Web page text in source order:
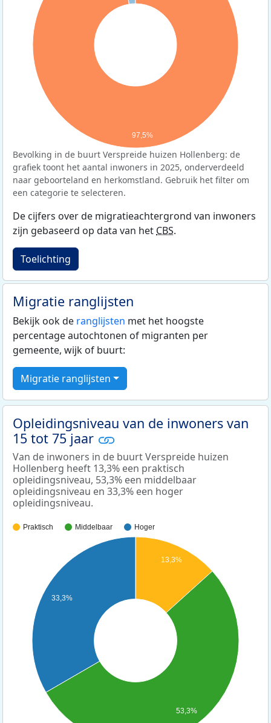
97,5%
Bevolking in de buurt Verspreide huizen Hollenberg: de
grafiek toont het aantal inwoners in 2025, onderverdeeld
naar geboorteland en herkomstland. Gebruik het filter om
een categorie te selecteren.
De cijfers over de migratieachtergrond van inwoners
zijn gebaseerd op data van het CBS.
Toelichting
Migratie ranglijsten
Bekijk ook de ranglijsten met het hoogste
percentage autochtonen of migranten per
gemeente, wijk of buurt:
Migratie ranglijsten
Opleidingsniveau van de inwoners van
15 tot 75 jaar
Van de inwoners in de buurt Verspreide huizen
Hollenberg heeft 13,3% een praktisch
opleidingsniveau, 53,3% een middelbaar
opleidingsniveau en 33,3% een hoger
opleidingsniveau.
Praktisch Middelbaar Hoger
13,3%
33,3%
53,3%